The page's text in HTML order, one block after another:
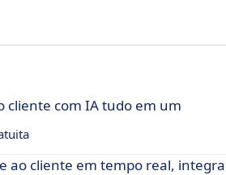
cliente com IA tudo em um
cliente em tempo real,